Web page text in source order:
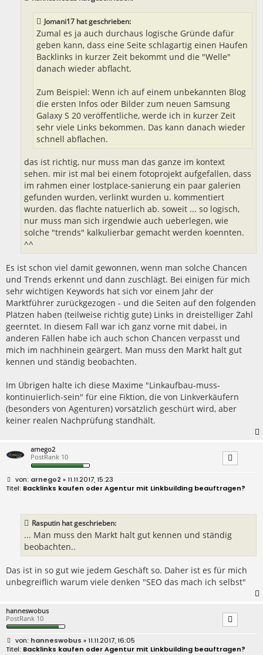
Jomani17 hat geschrieben:
Zumal es ja auch durchaus logische Gründe dafür
geben kann, dass eine Seite schlagartig einen Haufen
Backlinks in kurzer Zeit bekommt und die "Welle"
danach wieder abflacht.
Zum Beispiel: Wenn ich auf einem unbekannten Blog
die ersten Infos oder Bilder zum neuen Samsung
Galaxy S 20 veröffentliche, werde ich in kurzer Zeit
sehr viele Links bekommen. Das kann danach wieder
schnell abflachen.
das ist richtig, nur muss man das ganze im kontext
sehen. mir ist mal bei einem fotoprojekt aufgefallen, dass
im rahmen einer lostplace-sanierung ein paar galerien
gefunden wurden, verlinkt wurden u. kommentiert
wurden. das flachte natuerlich ab. soweit ... so logisch,
nur muss man sich irgendwie auch ueberlegen, wie
solche "trends" kalkulierbar gemacht werden koennten.
^^
Es ist schon viel damit gewonnen, wenn man solche Chancen
und Trends erkennt und dann zuschlägt. Bei einigen für mich
sehr wichtigen Keywords hat sich vor einem Jahr der
Marktführer zurückgezogen - und die Seiten auf den folgenden
Plätzen haben (teilweise richtig gute) Links in dreistelliger Zahl
geerntet. In diesem Fall war ich ganz vorne mit dabei, in
anderen Fällen habe ich auch schon Chancen verpasst und
mich im nachhinein geärgert. Man muss den Markt halt gut
kennen und ständig beobachten.
Im Übrigen halte ich diese Maxime "Linkaufbau-muss-
kontinuierlich-sein" für eine Fiktion, die von Linkverkäufern
(besonders von Agenturen) vorsätzlich geschürt wird, aber
keiner realen Nachprüfung standhält.
arnego2
PostRank 10
B
e
i
arnego2 » 11.11.2017, 15:23
Backlinks kaufen oder Agentur mit Linkbuilding beauftragen?
Rasputin hat geschrieben:
... Man muss den Markt halt gut kennen und ständig
beobachten..
Das ist in so gut wie jedem Geschäft so. Daher ist es für mich
unbegreiflich warum viele denken "SEO das mach ich selbst"
hanneswobus
PostRank 10
B
e
hanneswobus » 11.11.2017, 16:05
Backlinks kaufen oder Agentur mit Linkbuilding beauftragen?